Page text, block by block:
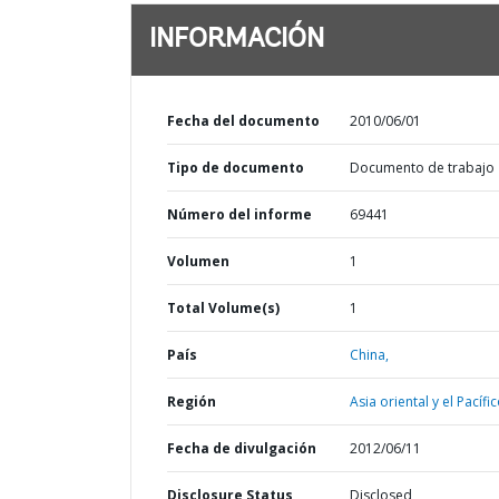
INFORMACIÓN
Fecha del documento 2010/06/01
Tipo de documento Documento de trabajo
Número del informe 69441
Volumen 1
Total Volume(s) 1
País China,
Región Asia oriental y el
Fecha de divulgación 2012/06/11
Disclosure Status Disclosed